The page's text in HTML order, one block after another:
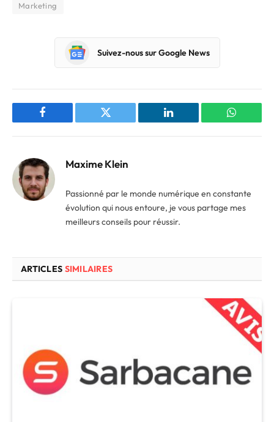
Marketing
Suivez-nous sur Google News
Facebook Twitter LinkedIn
Maxime Klein
Passionné par le monde numérique en constante
évolution qui nous entoure, je vous partage mes
meilleurs conseils pour réussir.
ARTICLES SIMILAIRES